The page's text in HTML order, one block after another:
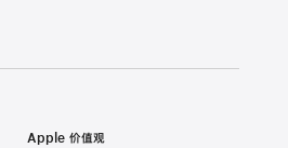
Apple 价值观